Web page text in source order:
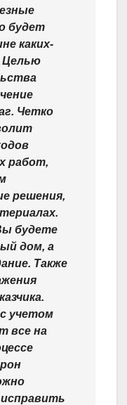
будет
каких-
Целью
Четко
работ,
решения,
будете
дом, а
Также
учетом
все на